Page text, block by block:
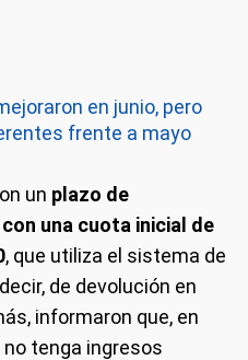
en junio, pero
frente a mayo
un plazo de
una cuota inicial de
, que utiliza el sistema de
de devolución en
informaron que, en
tenga ingresos